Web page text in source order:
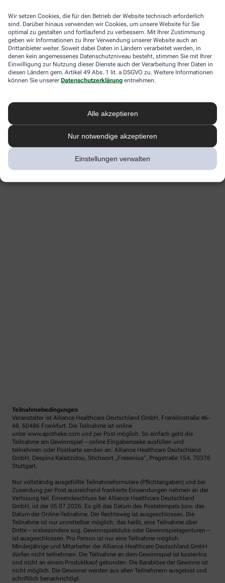
Wir setzen Cookies, die für den Betrieb der Website technisch erforderlich
sind. Darüber hinaus verwenden wir Cookies, um unsere Website für Sie
optimal zu gestalten und fortlaufend zu verbessern. Mit Ihrer Zustimmung
geben wir Informationen zu Ihrer Verwendung unserer Website auch an
Drittanbieter weiter. Soweit dabei Daten in Ländern verarbeitet werden, in
denen kein angemessenes Datenschutzniveau besteht, stimmen Sie mit Ihrer
Einwilligung zur Nutzung dieser Dienste auch der Verarbeitung Ihrer Daten in
diesen Ländern gem. Artikel 49 Abs. 1 lit. a DSGVO zu. Weitere Informationen
können Sie unserer Datenschutzerklärung entnehmen.
Alle akzeptieren
Nur notwendige akzeptieren
Einstellungen verwalten
Teilnahmebedingungen
Veranstalter ist Alliance Healthcare Deutschland GmbH, Franklinstraße 46-
48, 60486 Frankfurt. Die Teilnahme ist online
unter www.apotheke.com und per Post möglich. So einfach geht die
Teilnahme am Gewinnspiel – online Eingabemaske ausfüllen und
teilnehmen oder Postkarte senden an: Alliance Healthcare Deutschland
GmbH, Despina Kalaitzidou, Stichwort „Fresenius“, Pragstraße 154, 70376
Stuttgart.
Nur vollständig ausgefüllte Teilnahmeformulare (Pflichtangaben) und bei
Zusendung per Post ausreichend frankierte Einsendungen nehmen an der
Verlosung teil. Einsendeschluss bei Alliance Healthcare Deutschland
GmbH, ist der 05.07.2026. Es gilt das Datum des Poststempels bzw. das
Datum der Online-Teilnahme. Der Rechtsweg ist ausgeschlossen. Die
Teilnahme ist nur unmittelbar möglich; das heißt, eine Teilnahme über
Dritte – insbesondere sog. Gewinnspielclubs oder Gewinnspielagenturen –
ist ausgeschlossen. Pro Person ist nur eine Teilnahme möglich.
Minderjährige und Mitarbeiter der Alliance Healthcare Deutschland GmbH
dürfen nicht teilnehmen. Die Teilnahme an dem Gewinnspiel ist kostenlos
und nicht an einem Produktkauf gebunden. Die Barablöse der Gewinne ist
nicht möglich. Die Gewinner werden aus allen Teilnehmern ausgelost und
schriftlich benachrichtigt.